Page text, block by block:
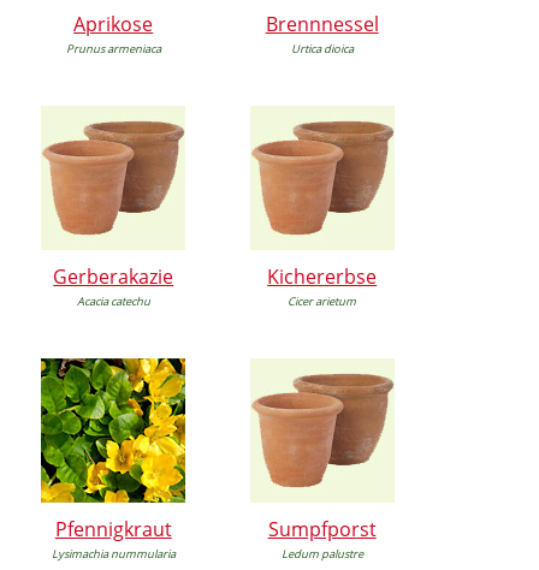
Aprikose
Prunus armeniaca
Brennnessel
Urtica dioica
Gerberakazie
Acacia catechu
Kichererbse
Cicer arietum
Pfennigkraut
Lysimachia nummularia
Sumpfporst
Ledum palustre